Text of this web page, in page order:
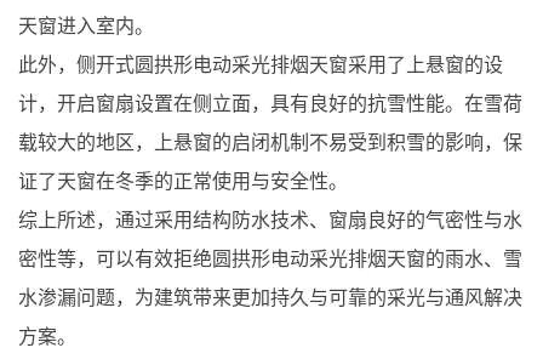
天窗进入室内。
此外，侧开式圆拱形电动采光排烟天窗采用了上悬窗的设
计，开启窗扇设置在侧立面，具有良好的抗雪性能。在雪荷
载较大的地区，上悬窗的启闭机制不易受到积雪的影响，保
证了天窗在冬季的正常使用与安全性。
综上所述，通过采用结构防水技术、窗扇良好的气密性与水
密性等，可以有效拒绝圆拱形电动采光排烟天窗的雨水、雪
水渗漏问题，为建筑带来更加持久与可靠的采光与通风解决
方案。